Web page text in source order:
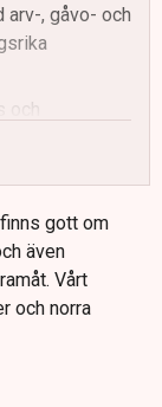
arv-, gåvo- och
och ser
utflyttning
privata
gott om
även
Vårt
och norra